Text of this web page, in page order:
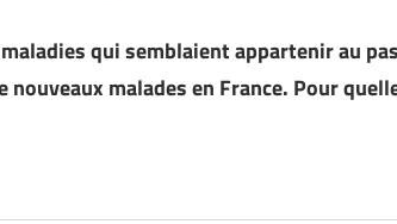
qui semblaient appartenir au
malades en France. Pour